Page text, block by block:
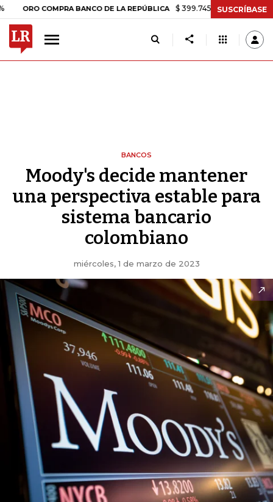
COMPRA BANCO DE LA REPÚBLICA $ 399.745,16 +$ 2.295,71 +0,58%
SUSCRÍBASE
BANCOS
Moody's decide mantener
una perspectiva estable para
sistema bancario
colombiano
miércoles, 1 de marzo de 2023